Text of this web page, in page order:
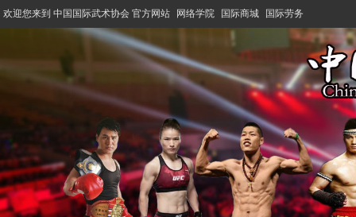
欢迎您来到 中国国际武术协会 官方网站 网络学院 国际商城 国际劳务